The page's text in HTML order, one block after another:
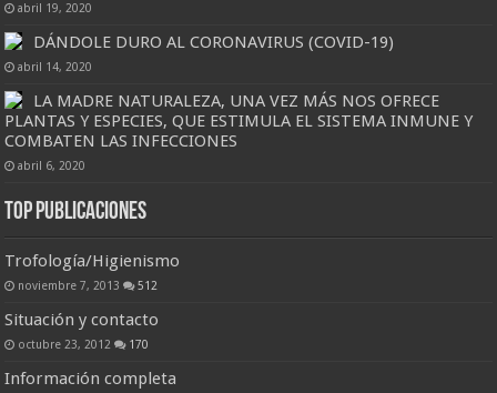
abril 19, 2020
DÁNDOLE DURO AL CORONAVIRUS (COVID-19)
abril 14, 2020
LA MADRE NATURALEZA, UNA VEZ MÁS NOS OFRECE
PLANTAS Y ESPECIES, QUE ESTIMULA EL SISTEMA INMUNE Y
COMBATEN LAS INFECCIONES
abril 6, 2020
Top Publicaciones
Trofología/Higienismo
noviembre 7, 2013 512
Situación y contacto
octubre 23, 2012 170
Información completa